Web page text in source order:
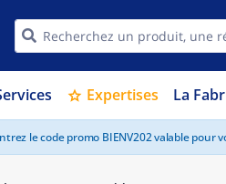
star Expertises La
le code promo BIENV202 valable